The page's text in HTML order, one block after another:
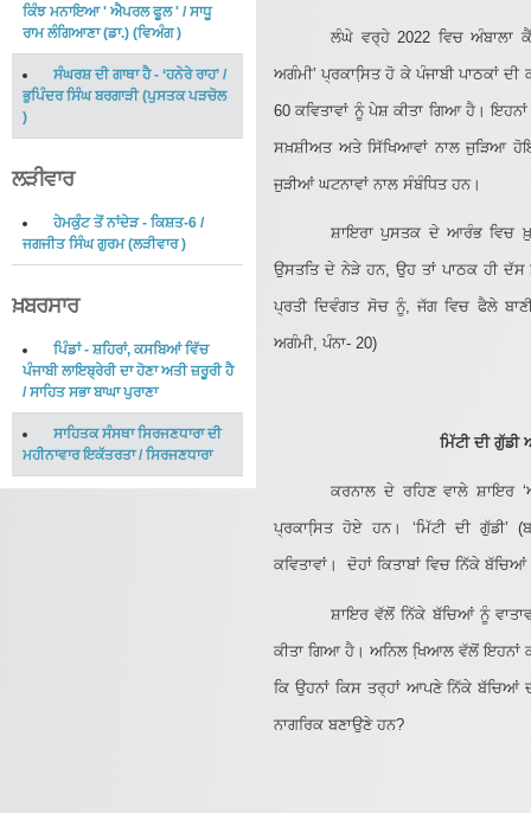
ਕਿੰਝ ਮਨਾਇਆ ' ਐਪਰਲ ਫੂਲ ' /ਸਾਧੂ
ਰਾਮ ਲੰਗਿਆਣਾ (ਡਾ.) (ਵਿਅੰਗ)
ਸੰਘਰਸ਼ ਦੀ ਗਾਥਾ ਹੈ - ‘ਹਨੇਰੇ ਰਾਹ’ /
ਭੁਪਿੰਦਰ ਸਿੰਘ ਬਰਗਾੜੀ(ਪੁਸਤਕ ਪੜਚੋਲ
)
ਲੜੀਵਾਰ
ਹੇਮਕੁੰਟ ਤੋਂ ਨਾਂਦੇੜ - ਕਿਸ਼ਤ-6 /
ਜਗਜੀਤ ਸਿੰਘ ਗੁਰਮ(ਲੜੀਵਾਰ)
ਖ਼ਬਰਸਾਰ
ਪਿੰਡਾਂ - ਸ਼ਹਿਰਾਂ, ਕਸਬਿਆਂ ਵਿੱਚ
ਪੰਜਾਬੀ ਲਾਇਬ੍ਰੇਰੀ ਦਾ ਹੋਣਾ ਅਤੀ ਜ਼ਰੂਰੀ ਹੈ
/ਸਾਹਿਤ ਸਭਾ ਬਾਘਾ ਪੁਰਾਣਾ
ਸਾਹਿਤਕ ਸੰਸਥਾ ਸਿਰਜਣਧਾਰਾ ਦੀ
ਮਹੀਨਾਵਾਰ ਇਕੱਤਰਤਾ/ ਸਿਰਜਣਧਾਰਾ
ਲੰਘੇ ਵਰ੍ਹੇ 2022 ਵਿਚ ਅੰਬਾਲਾ
ਅਗੰਮੀ’ ਪ੍ਰਕਾਸਿ਼ਤ ਹੋ ਕੇ ਪੰਜਾਬੀ ਪਾਠਕਾਂ
60 ਕਵਿਤਾਵਾਂ ਨੂੰ ਪੇਸ਼ ਕੀਤਾ ਗਿਆ ਹੈ।
ਸਖ਼ਸ਼ੀਅਤ ਅਤੇ ਸਿੱਖਿਆਵਾਂ ਨਾਲ ਜੁੜਿਆ
ਜੁੜੀਆਂ ਘਟਨਾਵਾਂ ਨਾਲ ਸੰਬੰਧਿਤ ਹਨ।
ਸ਼ਾਇਰਾ ਪੁਸਤਕ ਦੇ ਆਰੰਭ ਵਿਚ
ਉਸਤਤਿ ਦੇ ਨੇੜੇ ਹਨ, ਉਹ ਤਾਂ ਪਾਠਕ ਹੀ ਦੱਸ
ਪ੍ਰਤੀ ਦਿਵੰਗਤ ਸੋਚ ਨੂੰ, ਜੱਗ ਵਿਚ ਫੈਲੇ
ਅਗੰਮੀ, ਪੰਨਾ- 20)
ਮਿੱਟੀ ਦੀ
ਕਰਨਾਲ ਦੇ ਰਹਿਣ ਵਾਲੇ ਸ਼ਾਇਰ
ਪ੍ਰਕਾਸਿ਼ਤ ਹੋਏ ਹਨ। ‘ਮਿੱਟੀ ਦੀ ਗੁੱਡੀ’
ਕਵਿਤਾਵਾਂ। ਦੋਹਾਂ ਕਿਤਾਬਾਂ ਵਿਚ ਨਿੱਕੇ
ਸ਼ਾਇਰ ਵੱਲੋਂ ਨਿੱਕੇ ਬੱਚਿਆਂ ਨੂੰ
ਕੀਤਾ ਗਿਆ ਹੈ। ਅਨਿਲ ਖਿ਼ਆਲ ਵੱਲੋਂ ਇਹਨਾਂ
ਕਿ ਉਹਨਾਂ ਕਿਸ ਤਰ੍ਹਾਂ ਆਪਣੇ ਨਿੱਕੇ ਬੱਚਿਆਂ
ਨਾਗਰਿਕ ਬਣਾਉਣੇ ਹਨ?